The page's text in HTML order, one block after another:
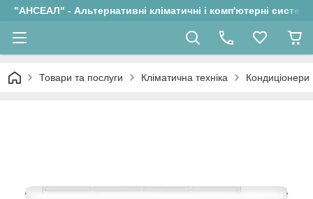
"АНСЕАЛ" - Альтернативні кліматичні і комп'ютерні системи
Товари та послуги Кліматична техніка Кондиціонери